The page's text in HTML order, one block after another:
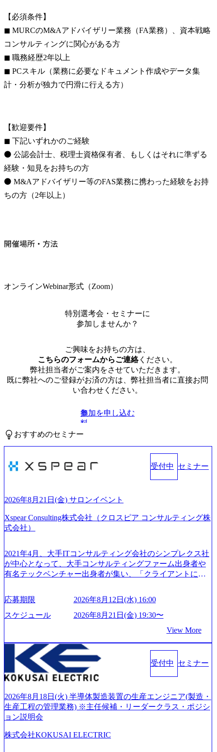
【必須条件】
◼ MURCのM&Aアドバイザリー業務（FA業務）、資本戦略
コンサルティングに関心がある方
◼ 職務経歴2年以上
◼ PCスキル（業務に必要なドキュメント作成やデータ集
計・分析が独力で円滑に行える方）
【歓迎要件】
◼ 下記いずれかのご経験
⚫ 公認会計士、税理士資格保有者、もしくはそれに準ずる
経験・知見をお持ちの方
⚫ M&Aアドバイザリー等のFAS業務に携わった経験をお持
ちの方（2年以上）
開催場所・方法
オンラインWebinar形式（Zoom）
特別選考会・セミナーに
参加しませんか？
ご興味をお持ちの方は、
こちらのフォームからご連絡ください。
弊社担当者がご案内をさせていただきます。
既に弊社へのご登録がお済の方は、弊社担当者に直接お問
い合わせください。
無
料
参加を申し込む
おすすめのセミナー
受付中 セミナー
2026年8月21日(金) サロンイベント
Xspear Consulting株式会社（クロスピア コンサルティング株
式会社）
2021年4月、大手ITコンサルティング会社のシンプレクス社
が中心となって、大手コンサルティングファーム出身者や
有名テックベンチャー出身者が集い、「クライアントにと
い」という想いの下で立ち上げた新鋭ファーム テクノロジ
ーがビジネスの成功に大きな影響力を持つDX時代におい
て、20年以上にわたってFintech業界を中心に最先端テクノ
つ、あらゆる業種・業界のクライアントの企業価値の最大
化を支援するために、戦略策定、組織改革、人材育成、業
務改善、実行支援などのコンサルティングサービスを一気
通貫で提供するのが特徴（いわゆる総合コンサルティング
ファーム） 社名の由来は”DXエリアにSpir（槍）を指して
ていく”という位置づけ 一昔前は金融が強い企業として認知
されていたが、現在金融の売上割合は全体の3割。現在はTo
C事業を始め、パブリック、製造業、通信、エンタメ、教
はあるが、社員の興味のある分野やスキルを活用したいな
応募期限
2026年8月12日(水) 16:00
スケジュール
2026年8月21日(金) 19:30〜
View More
受付中 セミナー
2026年8月18日(火) 半導体製造装置の生産エンジニア(製造・
生産工程の管理業務) ※主任候補・リーダークラス・ポジシ
ョン説明会
株式会社KOKUSAI ELECTRIC